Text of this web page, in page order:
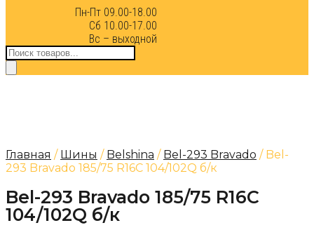
Пн-Пт 09.00-18.00
Сб 10.00-17.00
Вс – выходной
Поиск
товаров
Главная / Шины / Belshina / Bel-293 Bravado / Bel-
293 Bravado 185/75 R16C 104/102Q б/к
Bel-293 Bravado 185/75 R16C
104/102Q б/к